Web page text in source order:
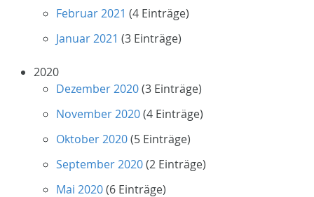
Februar 2021 (4 Einträge)
Januar 2021 (3 Einträge)
2020
Dezember 2020(3 Einträge)
November 2020(4 Einträge)
Oktober 2020(5 Einträge)
September 2020(2 Einträge)
Mai 2020(6 Einträge)